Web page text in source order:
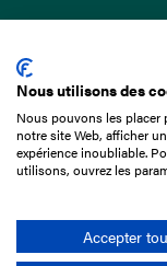
15 Boulevard
75017 Paris
01 49 10 20 29
Rechercher
Nous utilisons des
Nous pouvons les placer
notre site Web, afficher
expérience inoubliable.
utilisons, ouvrez les
Accepter